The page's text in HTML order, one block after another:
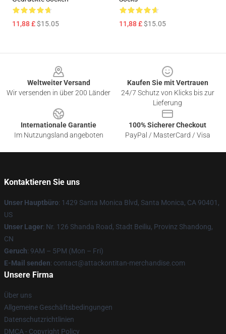
11,88 £$15.05 11,88 £$15.05
Weltweiter Versand
Wir versenden in über 200 Länder
Kaufen Sie mit Vertrauen
24/7 Schutz von Klicks bis zur
Lieferung
Internationale Garantie
Im Nutzungsland angeboten
100% Sicherer Checkout
PayPal / MasterCard / Visa
Kontaktieren Sie uns
Unser Hauptbüro: 1429 Santa Monica Blvd, Santa Monica, CA 90401,
US
Unser Lager: Nr. 126 Shanda Road, Stadt Beiliu, Provinz Shandong,
CN
Geruch: 9AM – 5PM (Mon – Fri)
E-Mail senden: contact@attackontitan-merchandise.com
Unsere Firma
Über uns
Allgemeine Geschäftsbedingungen
Datenschutzrichtlinien
DMCA - Copyright Policy